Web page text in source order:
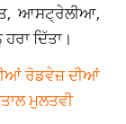
ਆਸਟ੍ਰੇਲੀਆ,
ਦਿੱਤਾ।
ਰੋਡਵੇਜ਼ ਦੀਆਂ
ਮੁਲਤਵੀ